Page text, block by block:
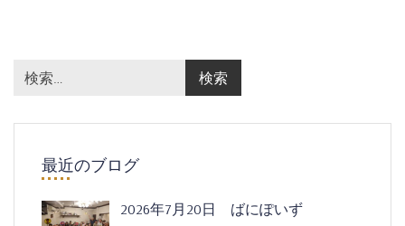
最近のブログ
2026年7月20日 ばにぽいず